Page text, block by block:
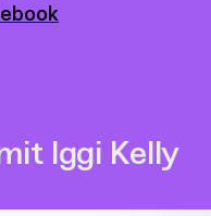
Iggi Kelly